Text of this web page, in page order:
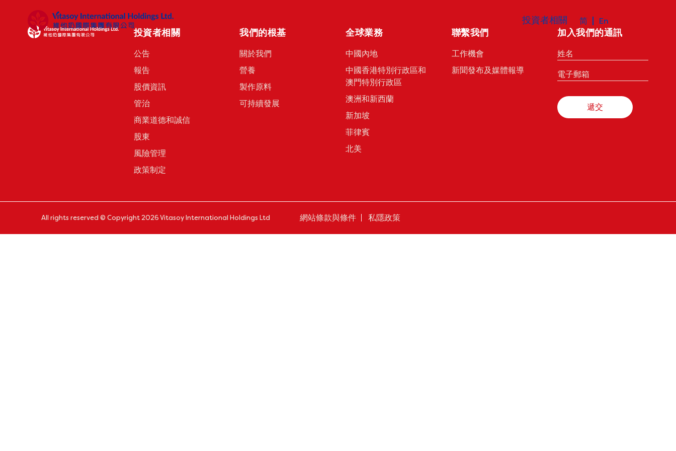
投資者相關 简 En
投資者相關
公告
報告
股價資訊
管治
商業道德和誠信
股東
風險管理
政策制定
我們的根基
關於我們
營養
製作原料
可持續發展
全球業務
中國內地
中國香港特別行政區和
澳門特別行政區
澳洲和新西蘭
新加坡
菲律賓
北美
聯繫我們
工作機會
新聞發布及媒體報導
加入我們的通訊
姓
(Required)
電
郵
箱
All rights reserved © Copyright 2026 Vitasoy International Holdings Ltd 網站條款與條件 私隱政策